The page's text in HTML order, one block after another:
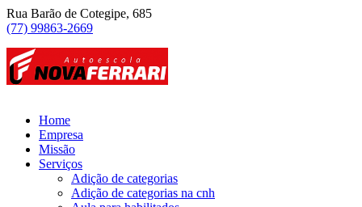
Rua Barão de Cotegipe, 685
(77) 99863-2669
Home
Empresa
Missão
Serviços
Adição de categorias
Adição de categorias na cnh